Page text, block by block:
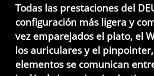
Todas las prestaciones del
configuración más ligera y
vez emparejados el plato, el
los auriculares y el
elementos se comunican